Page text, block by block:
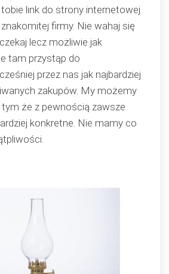
link do strony internetowej
firmy. Nie wahaj się
lecz możliwie jak
tam przystąp do
przez nas jak najbardziej
zakupów. My możemy
że z pewnością zawsze
konkretne. Nie mamy co